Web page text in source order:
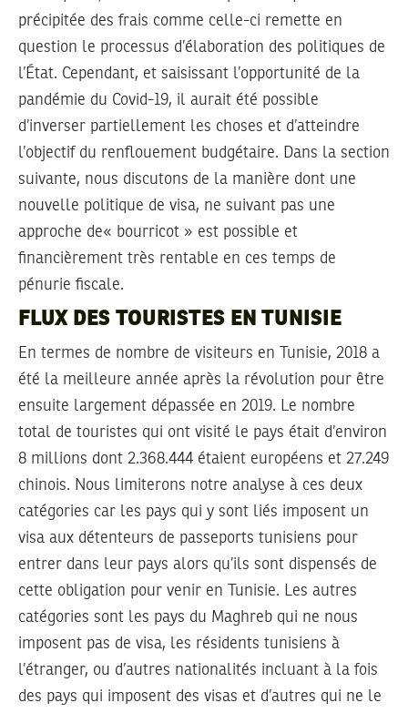
précipitée des frais comme celle-ci remette en
question le processus d’élaboration des politiques de
l’État. Cependant, et saisissant l’opportunité de la
pandémie du Covid-19, il aurait été possible
d’inverser partiellement les choses et d’atteindre
l’objectif du renflouement budgétaire. Dans la section
suivante, nous discutons de la manière dont une
nouvelle politique de visa, ne suivant pas une
approche de« bourricot » est possible et
financièrement très rentable en ces temps de
pénurie fiscale.
FLUX DES TOURISTES EN TUNISIE
En termes de nombre de visiteurs en Tunisie, 2018 a
été la meilleure année après la révolution pour être
ensuite largement dépassée en 2019. Le nombre
total de touristes qui ont visité le pays était d’environ
8 millions dont 2.368.444 étaient européens et 27.249
chinois. Nous limiterons notre analyse à ces deux
catégories car les pays qui y sont liés imposent un
visa aux détenteurs de passeports tunisiens pour
entrer dans leur pays alors qu’ils sont dispensés de
cette obligation pour venir en Tunisie. Les autres
catégories sont les pays du Maghreb qui ne nous
imposent pas de visa, les résidents tunisiens à
l’étranger, ou d’autres nationalités incluant à la fois
des pays qui imposent des visas et d’autres qui ne le